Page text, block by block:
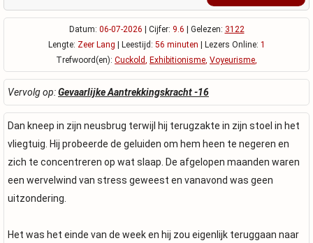
Datum: 06-07-2026 | Cijfer: 9.6 | Gelezen: 3122
Lengte: Zeer Lang | Leestijd: 56 minuten | Lezers Online: 1
Trefwoord(en): Cuckold, Exhibitionisme, Voyeurisme,
Vervolg op:Gevaarlijke Aantrekkingskracht -16
Dan kneep in zijn neusbrug terwijl hij terugzakte in zijn stoel in het
vliegtuig. Hij probeerde de geluiden om hem heen te negeren en
zich te concentreren op wat slaap. De afgelopen maanden waren
een wervelwind van stress geweest en vanavond was geen
uitzondering.
Het was het einde van de week en hij zou eigenlijk teruggaan naar